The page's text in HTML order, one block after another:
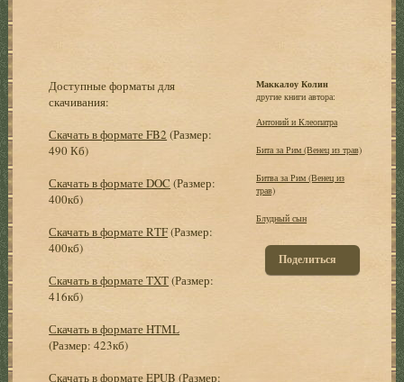
Доступные форматы для
скачивания:
Скачать в формате FB2 (Размер:
490 Кб)
Скачать в формате DOC (Размер:
400кб)
Скачать в формате RTF(Размер:
400кб)
Скачать в формате TXT(Размер:
416кб)
Скачать в формате HTML
(Размер: 423кб)
Скачать в формате EPUB (Размер:
Маккалоу Колин
другие книги автора:
Антоний и Клеопатра
Бита за Рим (Венец из трав)
Битва за Рим (Венец из
трав)
Блудный сын
Поделиться